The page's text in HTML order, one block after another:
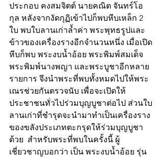
ประกอบ คงสมจิตต์ นายคณิต จันทร์โอ
กุล หลังจากงัดกุฏิเข้าไปก็พบหีบเหล็ก 2
ใบ พบใบลานเก่าล้ำค่า พระพุทธรูปและ
ข้าวของเครื่องรางอีกจำนวนหนึ่ง เมื่อเปิด
หีบก็พบ พระงบน้ำอ้อย พระพิมพ์สมเด็จ
พระพิมพ์นางพญา และพระบูชาอีกหลาย
รายการ จึงนำพระที่พบทั้งหมดไปให้พระ
เณรช่วยกันตรวจนับ เพื่อจะเปิดให้
ประชาชนทั่วไปร่วมบุญบูชาต่อไป ส่วนใบ
ลานเก่าที่ชำรุดจะนำมาทำเป็นเครื่องราง
ของขลังประเภทตะกรุดให้ร่วมบุญบูชา
ด้วย  สำหรับพระที่พบในครั้งนี้ ผู้
เชี่ยวชาญบอกว่า เป็น พระงบน้ำอ้อย รุ่น